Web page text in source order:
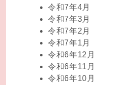
令和7年4月
令和7年3月
令和7年2月
令和7年1月
令和6年12月
令和6年11月
令和6年10月